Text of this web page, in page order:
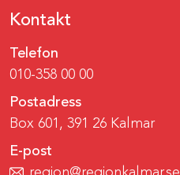
Kontakt
Telefon
010-358 00 00
Postadress
Box 601, 391 26 Kalmar
E-post